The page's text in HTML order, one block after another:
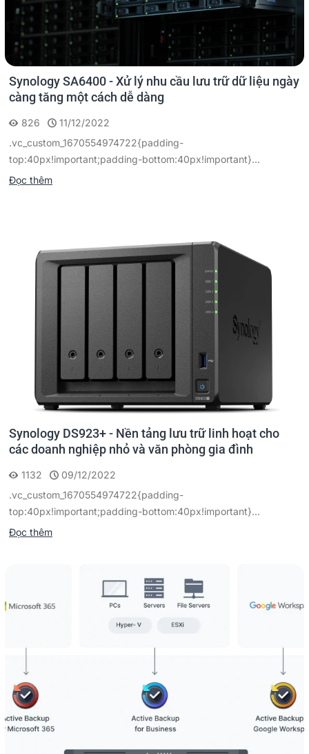
Synology SA6400 - Xử lý nhu cầu lưu trữ dữ liệu ngày
càng tăng một cách dễ dàng
826
11/12/2022
.vc_custom_1670554974722{padding-
top:40px!important;padding-bottom:40px!important}...
Đọc thêm
Synology DS923+ - Nền tảng lưu trữ linh hoạt cho
các doanh nghiệp nhỏ và văn phòng gia đình
1132
09/12/2022
.vc_custom_1670554974722{padding-
top:40px!important;padding-bottom:40px!important}...
Đọc thêm